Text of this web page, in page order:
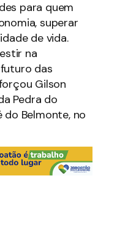
para quem
superar
de vida.
na
das
Gilson
Pedra do
do Belmonte, no